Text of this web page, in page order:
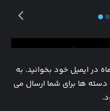
در ایمیل خود بخوانید. به
دسته ها برای شما ارسال می